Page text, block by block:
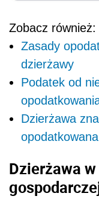
Zobacz również:
Zasady
dzierżawy
Podatek od
Dzierżawa
Dzierżawa